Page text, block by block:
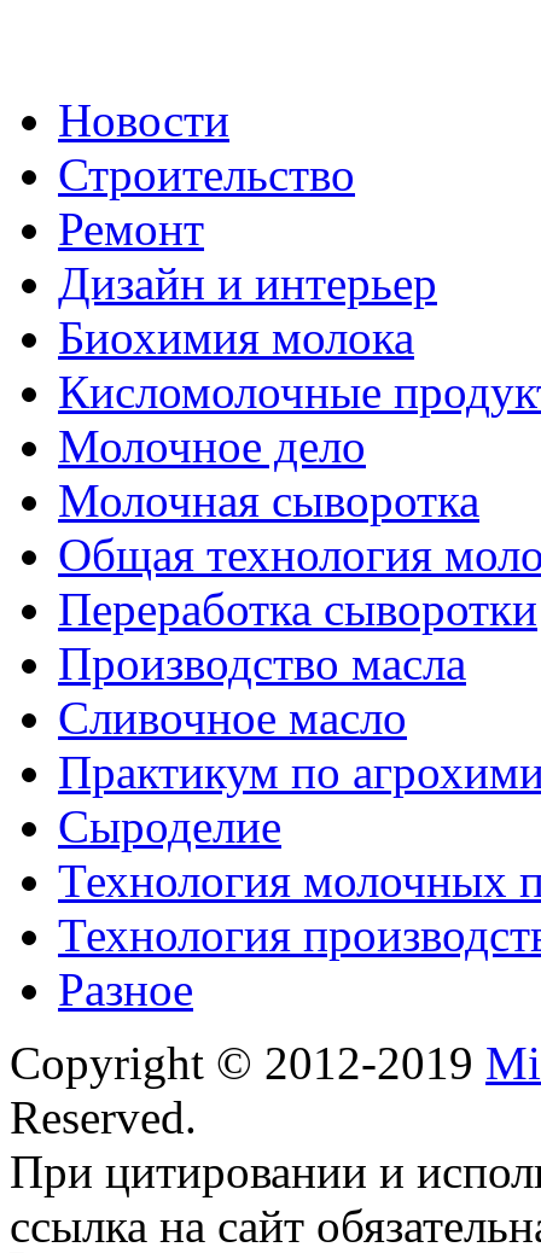
Новости
Строительство
Ремонт
Дизайн и интерьер
Биохимия молока
Кисломолочные
Молочное дело
Молочная сыворотка
Общая технология
Переработка сыворотки
Производство масла
Сливочное масло
Практикум по
Сыроделие
Технология молочных
Технология
Разное
Copyright © 2012-2019
Reserved.
При цитировании и
ссылка на сайт